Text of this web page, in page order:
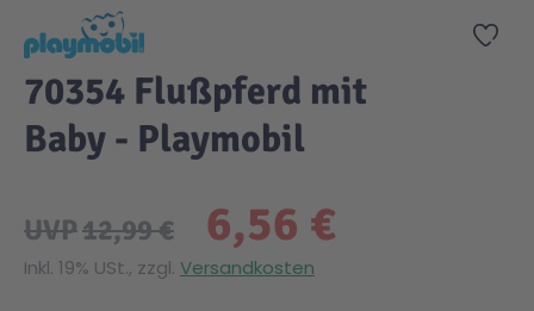
Zur
70354 Flußpferd mit
Baby - Playmobil
6,56 €
UVP12,99 €
Inkl. 19% USt., zzgl. Versandkosten